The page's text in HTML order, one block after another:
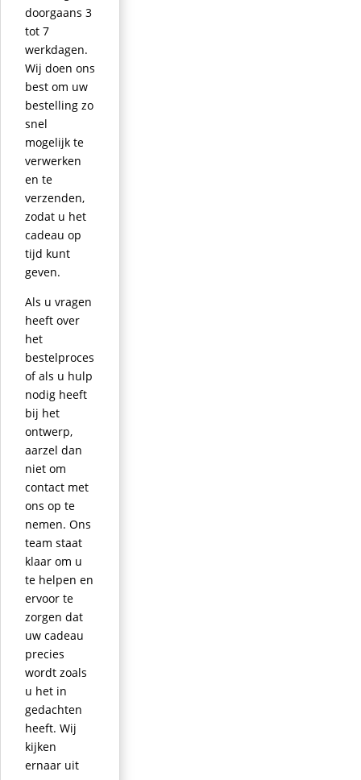
doorgaans 3
tot 7
werkdagen.
Wij doen ons
best om uw
bestelling zo
snel
mogelijk te
verwerken
en te
verzenden,
zodat u het
cadeau op
tijd kunt
geven.
Als u vragen
heeft over
het
bestelproces
of als u hulp
nodig heeft
bij het
ontwerp,
aarzel dan
niet om
contact met
ons op te
nemen. Ons
team staat
klaar om u
te helpen en
ervoor te
zorgen dat
uw cadeau
precies
wordt zoals
u het in
gedachten
heeft. Wij
kijken
ernaar uit